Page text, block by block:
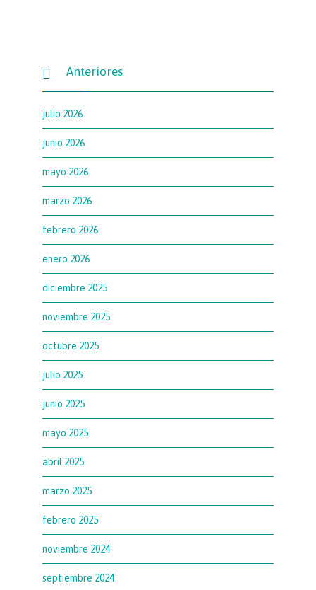
 Anteriores
julio 2026
junio 2026
mayo 2026
marzo 2026
febrero 2026
enero 2026
diciembre 2025
noviembre 2025
octubre 2025
julio 2025
junio 2025
mayo 2025
abril 2025
marzo 2025
febrero 2025
noviembre 2024
septiembre 2024